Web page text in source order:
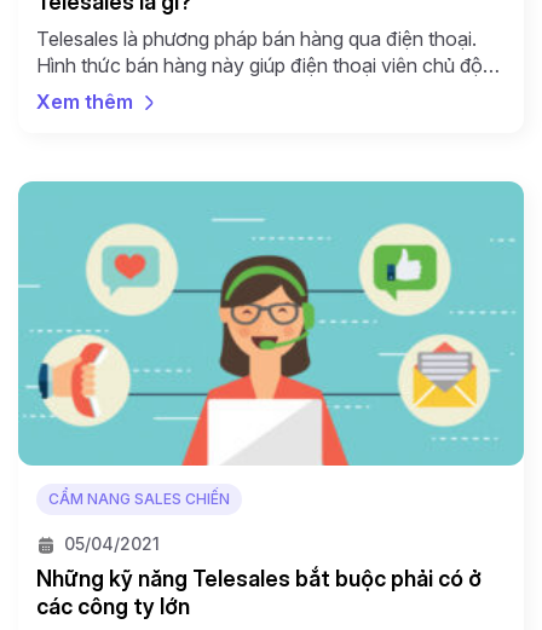
Telesales là phương pháp bán hàng qua điện thoại.
Hình thức bán hàng này giúp điện thoại viên chủ động
gọi ra cho khách hàng. Bằng cách sử dụng linh hoạt
một kịch bản gọi ra có sẵn, các thông tin về sản phẩm
Xem thêm
CẨM NANG SALES CHIẾN
05/04/2021
Những kỹ năng Telesales bắt buộc phải có ở
các công ty lớn